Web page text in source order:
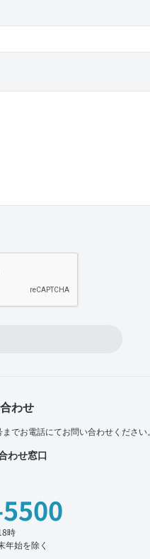
わせ
でお電話にてお問い合わせください。
わせ窓口
時
年始を除く